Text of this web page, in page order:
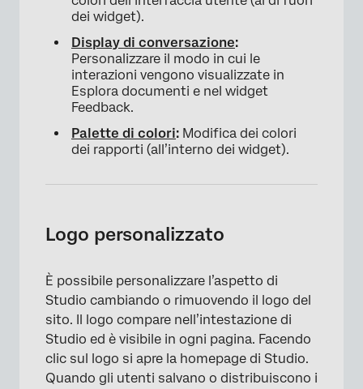
predefinita
Eliminazione di una tavolozza di colori
dei widget).
Display di conversazione:
Personalizzare il modo in cui le
interazioni vengono visualizzate in
Esplora documenti e nel widget
Feedback.
Palette di colori: Modifica dei colori
dei rapporti (all’interno dei widget).
Logo personalizzato
È possibile personalizzare l’aspetto di
Studio cambiando o rimuovendo il logo del
sito. Il logo compare nell’intestazione di
Studio ed è visibile in ogni pagina. Facendo
clic sul logo si apre la homepage di Studio.
Quando gli utenti salvano o distribuiscono i